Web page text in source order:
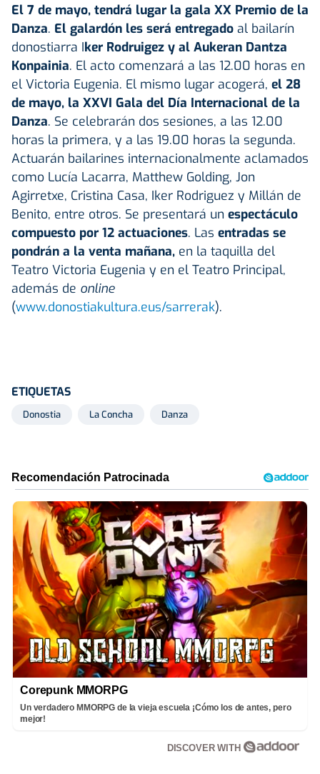
El 7 de mayo, tendrá lugar la gala XX Premio de la
Danza. El galardón les será entregado al bailarín
donostiarra Iker Rodruigez y al Aukeran Dantza
Konpainia. El acto comenzará a las 12.00 horas en
el Victoria Eugenia. El mismo lugar acogerá, el 28
de mayo, la XXVI Gala del Día Internacional de la
Danza. Se celebrarán dos sesiones, a las 12.00
horas la primera, y a las 19.00 horas la segunda.
Actuarán bailarines internacionalmente aclamados
como Lucía Lacarra, Matthew Golding, Jon
Agirretxe, Cristina Casa, Iker Rodriguez y Millán de
Benito, entre otros. Se presentará un espectáculo
compuesto por 12 actuaciones. Las entradas se
pondrán a la venta mañana, en la taquilla del
Teatro Victoria Eugenia y en el Teatro Principal,
además de online
(www.donostiakultura.eus/sarrerak).
ETIQUETAS
Donostia La Concha Danza
Corepunk MMORPG
Un verdadero MMORPG de la vieja escuela ¡Cómo los de antes, pero
mejor!
DISCOVER WITH